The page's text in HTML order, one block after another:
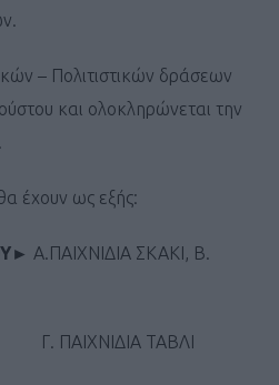
– Πολιτιστικών δράσεων
και ολοκληρώνεται την
έχουν ως εξής:
► Α.ΠΑΙΧΝΙΔΙΑ ΣΚΑΚΙ, Β.
ΤΑΒΛΙ